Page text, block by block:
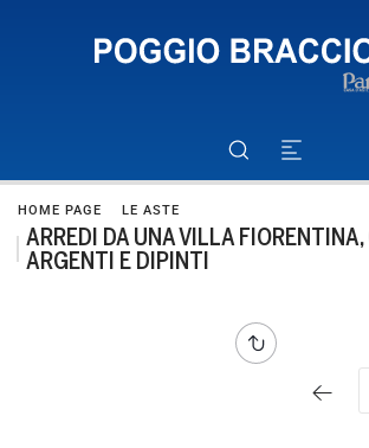
HOME PAGE LE ASTE
ARREDI DA UNA VILLA
ARGENTI E DIPINTI